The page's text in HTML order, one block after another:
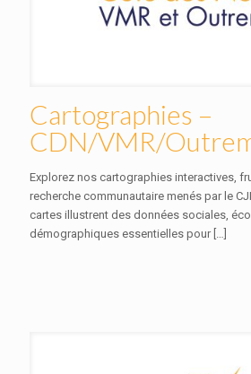
Cartographies –
CDN/VMR/
Explorez nos cartographies interactives,
recherche communautaire menés par le
cartes illustrent des données sociales,
démographiques essentielles pour[…]